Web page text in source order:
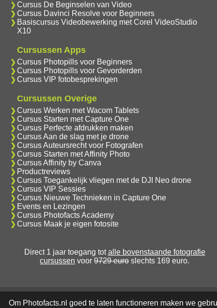
Cursus De Beginselen van Video
Cursus Davinci Resolve voor Beginners
Basiscursus Videobewerking met Corel VideoStudio
X10
Cursussen Apps
Cursus Photopills voor Beginners
Cursus Photopills voor Gevorderden
Cursus VIP fotobesprekingen
Cursussen Overige
Cursus Werken met Wacom Tablets
Cursus Starten met Capture One
Cursus Perfecte afdrukken maken
Cursus Aan de slag met je drone
Cursus Auteursrecht voor Fotografen
Cursus Starten met Affinity Photo
Cursus Affinity by Canva
Productreviews
Cursus Toegankelijk vliegen met de DJI Neo drone
Cursus VIP Sessies
Cursus Nieuwe Technieken in Capture One
Events en Lezingen
Cursus Photofacts Academy
Cursus Maak je eigen fotosite
Direct 1 jaar toegang totalle bovenstaande fotografie
cursussen voor 9729 euro slechts 169 euro.
Om Photofacts.nl goed te laten functioneren maken we